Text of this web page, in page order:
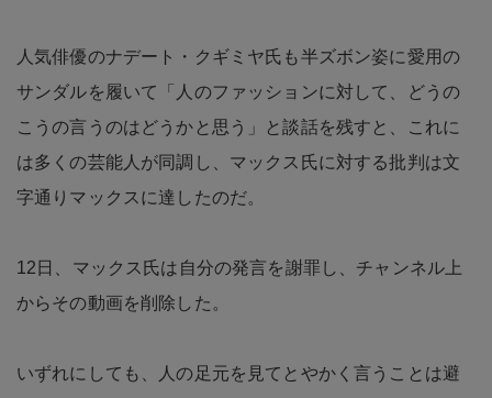
人気俳優のナデート・クギミヤ氏も半ズボン姿に愛用の
サンダルを履いて「人のファッションに対して、どうの
こうの言うのはどうかと思う」と談話を残すと、これに
は多くの芸能人が同調し、マックス氏に対する批判は文
字通りマックスに達したのだ。
12日、マックス氏は自分の発言を謝罪し、チャンネル上
からその動画を削除した。
いずれにしても、人の足元を見てとやかく言うことは避